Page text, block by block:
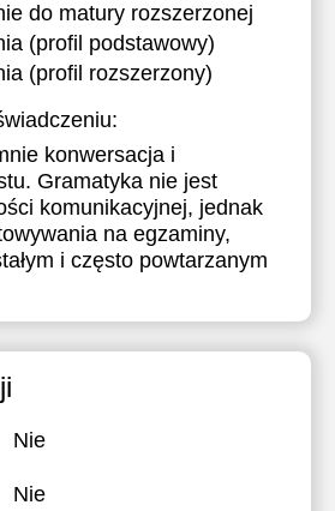
do matury rozszerzonej
(profil podstawowy)
(profil rozszerzony)
konwersacja i
Gramatyka nie jest
komunikacyjnej, jednak
na egzaminy,
i często powtarzanym
Nie
Nie